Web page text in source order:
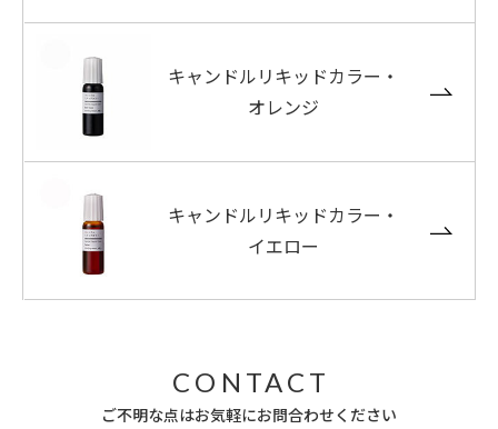
キャンドルリキッドカラー・
オレンジ
キャンドルリキッドカラー・
イエロー
CONTACT
ご不明な点はお気軽にお問合わせください